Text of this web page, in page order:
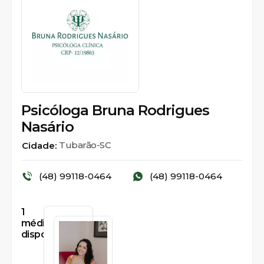
Psicóloga Bruna Rodrigues
Nasário
Cidade: Tubarão-SC
(48) 99118-0464 (48) 99118-0464
1
médicos
disponíveis